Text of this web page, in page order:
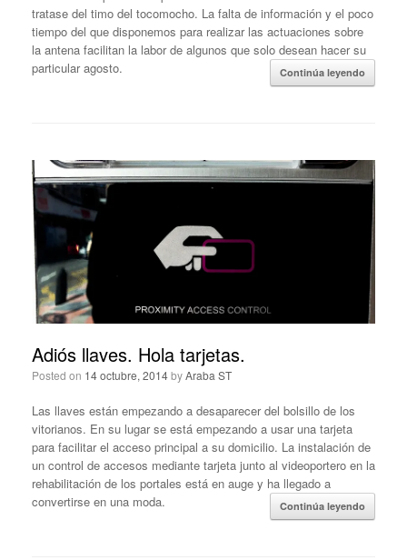
tratase del timo del tocomocho. La falta de información y el poco
tiempo del que disponemos para realizar las actuaciones sobre
la antena facilitan la labor de algunos que solo desean hacer su
particular agosto.
Continúa leyendo
Adiós llaves. Hola tarjetas.
Posted on 14 octubre, 2014byAraba ST
Las llaves están empezando a desaparecer del bolsillo de los
vitorianos. En su lugar se está empezando a usar una tarjeta
para facilitar el acceso principal a su domicilio. La instalación de
un control de accesos mediante tarjeta junto al videoportero en la
rehabilitación de los portales está en auge y ha llegado a
convertirse en una moda.
Continúa leyendo